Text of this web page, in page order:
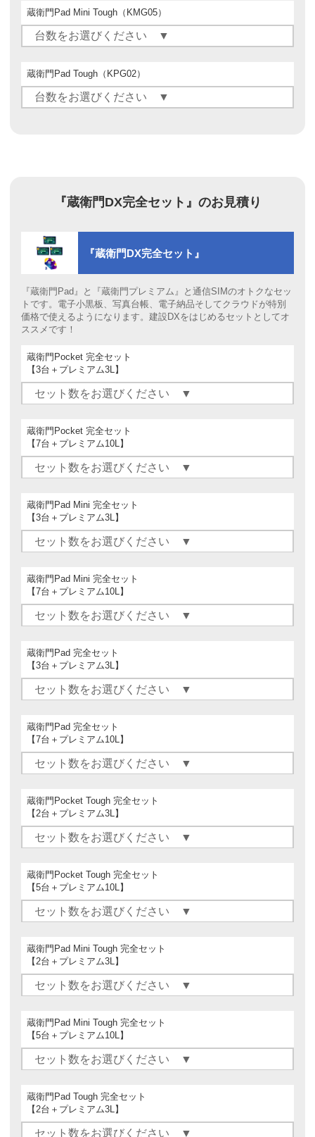
蔵衛門Pad Mini Tough（KMG05）
蔵衛門Pad Tough（KPG02）
『蔵衛門DX完全セット』のお見積り
『蔵衛門DX完全セット』
『蔵衛門Pad』と『蔵衛門プレミアム』と通信SIMのオトクなセッ
トです。電子小黒板、写真台帳、電子納品そしてクラウドが特別
価格で使えるようになります。建設DXをはじめるセットとしてオ
ススメです！
蔵衛門Pocket 完全セット
【3台＋プレミアム3L】
蔵衛門Pocket 完全セット
【7台＋プレミアム10L】
蔵衛門Pad Mini 完全セット
【3台＋プレミアム3L】
蔵衛門Pad Mini 完全セット
【7台＋プレミアム10L】
蔵衛門Pad 完全セット
【3台＋プレミアム3L】
蔵衛門Pad 完全セット
【7台＋プレミアム10L】
蔵衛門Pocket Tough 完全セット
【2台＋プレミアム3L】
蔵衛門Pocket Tough 完全セット
【5台＋プレミアム10L】
蔵衛門Pad Mini Tough 完全セット
【2台＋プレミアム3L】
蔵衛門Pad Mini Tough 完全セット
【5台＋プレミアム10L】
蔵衛門Pad Tough 完全セット
【2台＋プレミアム3L】